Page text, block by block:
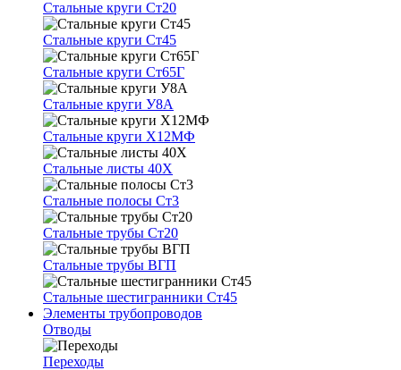
Стальные круги Ст20
Стальные круги Ст45
Стальные круги Ст65Г
Стальные круги У8А
Стальные круги Х12МФ
Стальные листы 40Х
Стальные полосы Ст3
Стальные трубы Ст20
Стальные трубы ВГП
Стальные шестигранники Ст45
Элементы трубопроводов
Отводы
Переходы